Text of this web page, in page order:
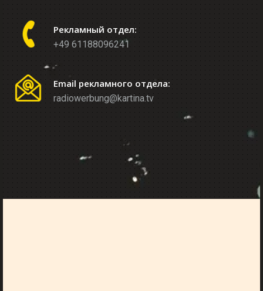
Рекламный отдел:
+49 61188096241
Email рекламного отдела:
radiowerbung@kartina.tv